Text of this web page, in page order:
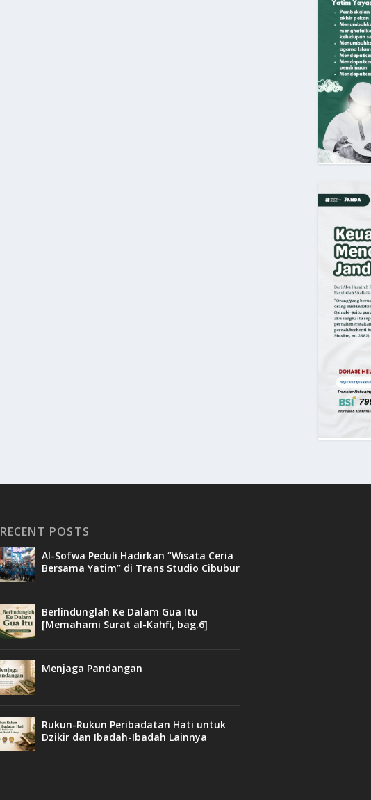
RECENT POSTS
Al-Sofwa Peduli Hadirkan “Wisata Ceria
Bersama Yatim” di Trans Studio Cibubur
Berlindunglah Ke Dalam Gua Itu
[Memahami Surat al-Kahfi, bag.6]
Menjaga Pandangan
Rukun-Rukun Peribadatan Hati untuk
Dzikir dan Ibadah-Ibadah Lainnya